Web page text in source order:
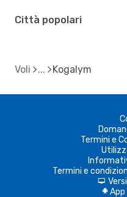
Città popolari
Voli Kogalym
Termini e
Termini e
d
A App